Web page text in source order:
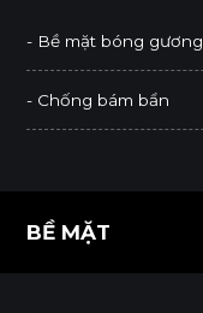
- Bề mặt bóng gương
- Chống bám bẩn
BỀ MẶT